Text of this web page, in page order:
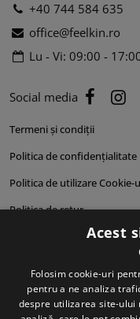
+40 744 584 635
office@feelkin.ro
Lu - Vi: 09:00 -
Social media
Termeni și condiții
Politica de confidențialitate
Politica de utilizare Cookie-
Politica de retur
Cum se livrează?
Acest
Folosim cookie-uri
pentru a ne analiza
despre utilizarea site-